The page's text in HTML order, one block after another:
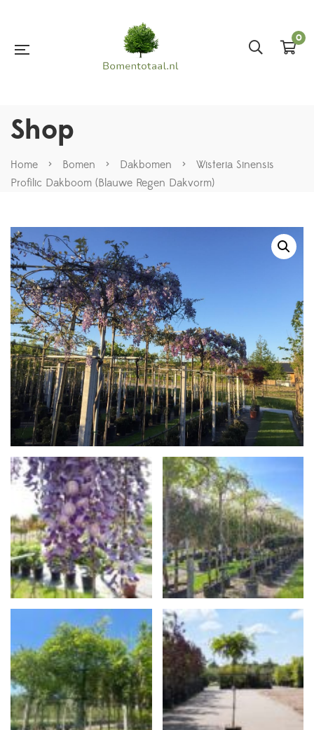
0
Shop
Home > Bomen > Dakbomen >
Wisteria Sinensis
Profilic Dakboom (Blauwe Regen Dakvorm)